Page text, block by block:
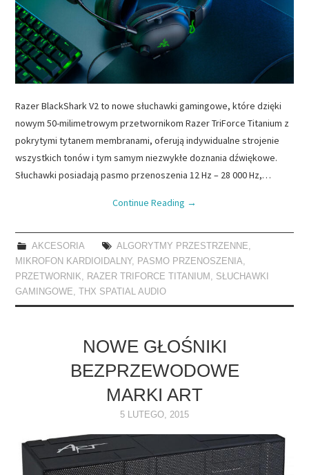
Razer BlackShark V2 to nowe słuchawki gamingowe, które dzięki
nowym 50-milimetrowym przetwornikom Razer TriForce Titanium z
pokrytymi tytanem membranami, oferują indywidualne strojenie
wszystkich tonów i tym samym niezwykłe doznania dźwiękowe.
Słuchawki posiadają pasmo przenoszenia 12 Hz – 28 000 Hz,…
Continue Reading →
AKCESORIA ALGORYTMY PRZESTRZENNE,
MIKROFON KARDIOIDALNY, PASMO PRZENOSZENIA,
PRZETWORNIK, RAZER TRIFORCE TITANIUM , SŁUCHAWKI
GAMINGOWE, THX SPATIAL AUDIO
NOWE GŁOŚNIKI
BEZPRZEWODOWE
MARKI ART
5 LUTEGO, 2015